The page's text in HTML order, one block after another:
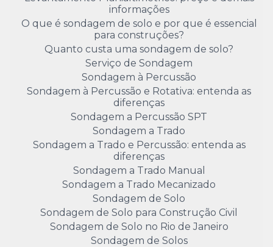
informações
O que é sondagem de solo e por que é essencial
para construções?
Quanto custa uma sondagem de solo?
Serviço de Sondagem
Sondagem à Percussão
Sondagem à Percussão e Rotativa: entenda as
diferenças
Sondagem a Percussão SPT
Sondagem a Trado
Sondagem a Trado e Percussão: entenda as
diferenças
Sondagem a Trado Manual
Sondagem a Trado Mecanizado
Sondagem de Solo
Sondagem de Solo para Construção Civil
Sondagem de Solo no Rio de Janeiro
Sondagem de Solos